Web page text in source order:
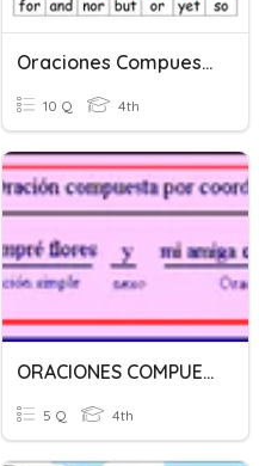
Oraciones Compuestas
10 Q 4th
ORACIONES COMPUESTAS
5 Q 4th